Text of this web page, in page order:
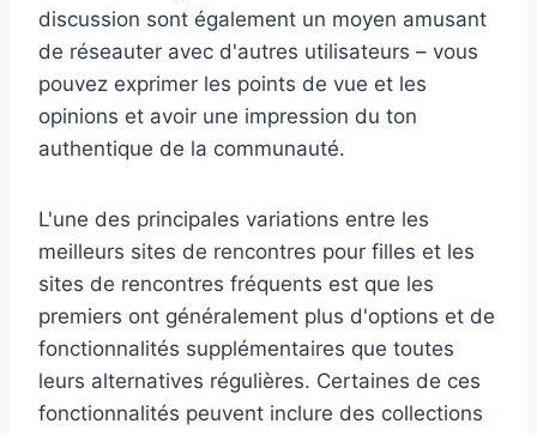
discussion sont également un moyen amusant
de réseauter avec d'autres utilisateurs – vous
pouvez exprimer les points de vue et les
opinions et avoir une impression du ton
authentique de la communauté.
L'une des principales variations entre les
meilleurs sites de rencontres pour filles et les
sites de rencontres fréquents est que les
premiers ont généralement plus d'options et de
fonctionnalités supplémentaires que toutes
leurs alternatives régulières. Certaines de ces
fonctionnalités peuvent inclure des collections